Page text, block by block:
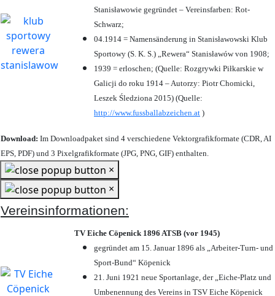
Stanisławowie gegründet – Vereinsfarben: Rot-
Schwarz;
04.1914 = Namensänderung in Stanisławowski Klub
Sportowy (S. K. S.) „Rewera“ Stanisławów von 1908;
1939 = erloschen; (Quelle: Rozgrywki Piłkarskie w
Galicji do roku 1914 – Autorzy: Piotr Chomicki,
Leszek Śledziona 2015) (Quelle:
http://www.fussballabzeichen.at )
Download: Im Downloadpaket sind 4 verschiedene Vektorgrafikformate (CDR, AI
EPS, PDF) und 3 Pixelgrafikformate (JPG, PNG, GIF) enthalten.
×
×
Vereinsinformationen:
TV Eiche Cöpenick 1896 ATSB (vor 1945)
gegründet am 15. Januar 1896 als „Arbeiter-Turn- und
Sport-Bund“ Köpenick
21. Juni 1921 neue Sportanlage, der „Eiche-Platz und
Umbenennung des Vereins in TSV Eiche Köpenick